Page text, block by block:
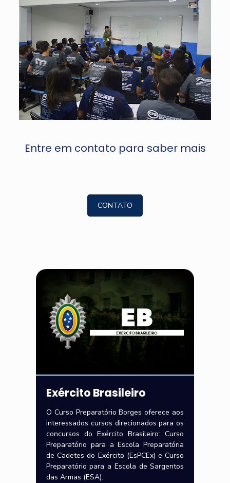
Entre em contato para saber mais
CONTATO
Exército Brasileiro
O Curso Preparatório Borges oferece aos
interessados cursos direcionados para os
concursos do Exército Brasileiro: Curso
Preparatório para a Escola Preparatória
de Cadetes do Exército (EsPCEx) e Curso
Preparatório para a Escola de Sargentos
das Armas (ESA).